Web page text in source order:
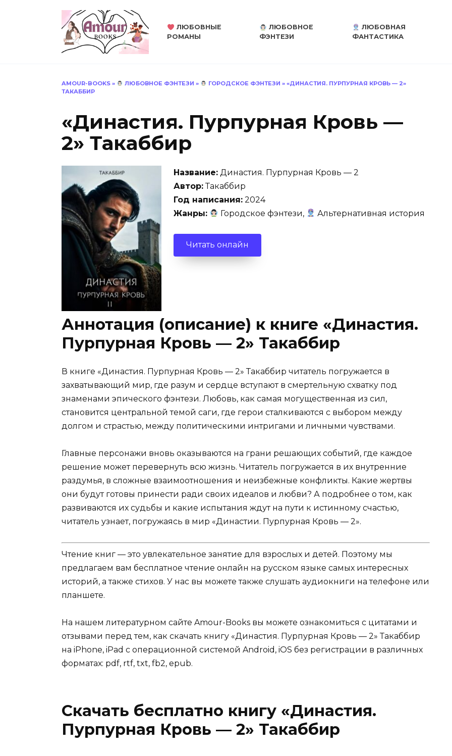
ЛЮБОВНЫЕ
РОМАНЫ
ЛЮБОВНОЕ
ФЭНТЕЗИ
ЛЮБОВНАЯ
ФАНТАСТИКА
AMOUR-BOOKS » ЛЮБОВНОЕ ФЭНТЕЗИ » ГОРОДСКОЕ ФЭНТЕЗИ » «ДИНАСТИЯ. ПУРПУРНАЯ КРОВЬ — 2»
ТАКАББИР
«Династия. Пурпурная Кровь —
2» Такаббир
Название: Династия. Пурпурная Кровь — 2
Автор:Такаббир
Год написания: 2024
Жанры:
Городское фэнтези, Альтернативная история
Читать онлайн
Аннотация (описание) к книге «Династия.
Пурпурная Кровь — 2» Такаббир
В книге «Династия. Пурпурная Кровь — 2» Такаббир читатель погружается в
захватывающий мир, где разум и сердце вступают в смертельную схватку под
знаменами эпического фэнтези. Любовь, как самая могущественная из сил,
становится центральной темой саги, где герои сталкиваются с выбором между
долгом и страстью, между политическими интригами и личными чувствами.
Главные персонажи вновь оказываются на грани решающих событий, где каждое
решение может перевернуть всю жизнь. Читатель погружается в их внутренние
раздумья, в сложные взаимоотношения и неизбежные конфликты. Какие жертвы
они будут готовы принести ради своих идеалов и любви? А подробнее о том, как
развиваются их судьбы и какие испытания ждут на пути к истинному счастью,
читатель узнает, погружаясь в мир «Династии. Пурпурная Кровь — 2».
Чтение книг — это увлекательное занятие для взрослых и детей. Поэтому мы
предлагаем вам бесплатное чтение онлайн на русском языке самых интересных
историй, а также стихов. У нас вы можете также слушать аудиокниги на телефоне или
планшете.
На нашем литературном сайте Amour-Books вы можете ознакомиться с цитатами и
отзывами перед тем, как скачать книгу «Династия. Пурпурная Кровь — 2» Такаббир
на iPhone, iPad с операционной системой Android, iOS без регистрации в различных
форматах: pdf, rtf, txt, fb2, epub.
Скачать бесплатно книгу «Династия.
Пурпурная Кровь — 2» Такаббир